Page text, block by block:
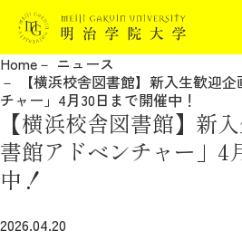
在学生の
卒業生の
保証人
企業・
受験生の方
Home
ニュース
【横浜校舎図書館】新入生歓迎
チャー」4月30日まで開催中！
【横浜校舎図書館】新
書館アドベンチャー」4
中！
2026.04.20